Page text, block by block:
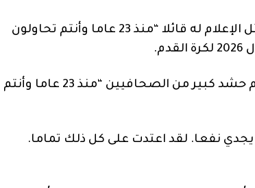
واجه كريستيانو رونالدو قائد المنتخب البرتغالي انتقادات وسائل الإعلام له قائلا “منذ 23 عاما وأنتم تحاولون
وقال رونالدو في مؤتمر صحافي في أرلينغتون قرب دالاس، أمام حشد كبير من الصحافيين “منذ 23 عاما وأنتم
نفعا. لقد اعتدت على كل ذلك تماما.